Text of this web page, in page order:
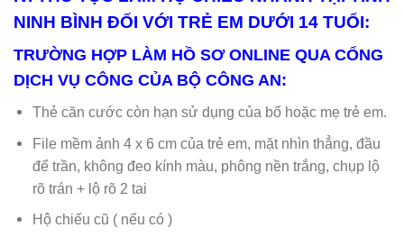
NINH BÌNH ĐỐI VỚI TRẺ EM DƯỚI 14 TUỔI:
TRƯỜNG HỢP LÀM HỒ SƠ ONLINE QUA CỔNG
DỊCH VỤ CÔNG CỦA BỘ CÔNG AN:
Thẻ căn cước còn hạn sử dụng của bố hoặc mẹ trẻ em.
File mềm ảnh 4 x 6 cm của trẻ em, mặt nhìn thẳng, đầu
để trần, không đeo kính màu, phông nền trắng, chụp lộ
rõ trán + lộ rõ 2 tai
Hộ chiếu cũ ( nếu có )